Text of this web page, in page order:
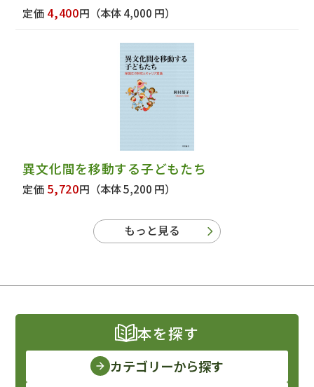
定価 4,400円 （本体 4,000 円）
異文化間を移動する子どもたち
定価 5,720円 （本体 5,200 円）
もっと見る
本を探す
カテゴリーから探す